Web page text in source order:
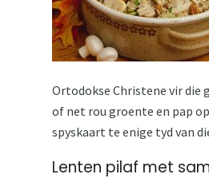
Ortodokse Christene vir die
of net rou groente en pap
spyskaart te enige tyd van
Lenten pilaf met